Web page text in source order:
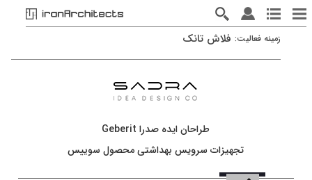
زمينه فعاليت: فلاش تانک
طراحان ایده صدرا Geberit
تجهیزات سرویس بهداشتی محصول سوییس